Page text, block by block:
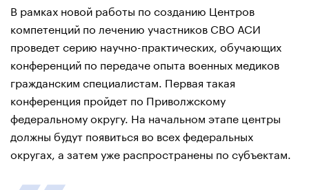
В рамках новой работы по созданию Центров
компетенций по лечению участников СВО АСИ
проведет серию научно-практических, обучающих
конференций по передаче опыта военных медиков
гражданским специалистам. Первая такая
конференция пройдет по Приволжскому
федеральному округу. На начальном этапе центры
должны будут появиться во всех федеральных
округах, а затем уже распространены по субъектам.